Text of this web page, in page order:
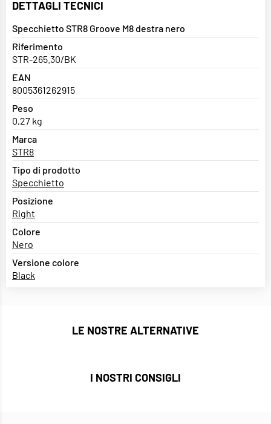
DETTAGLI TECNICI
Specchietto STR8 Groove M8 destra nero
Riferimento
STR-265.30/BK
EAN
8005361262915
Peso
0,27 kg
Marca
STR8
Tipo di prodotto
Specchietto
Posizione
Right
Colore
Nero
Versione colore
Black
LE NOSTRE ALTERNATIVE
I NOSTRI CONSIGLI